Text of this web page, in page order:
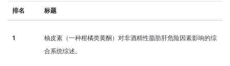
排名 标题
1
柚皮素（一种柑橘类黄酮）对非酒精性脂肪肝危险因素影响的综
合系统综述。